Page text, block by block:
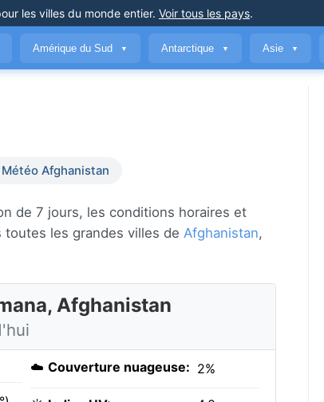
les villes du monde entier. Voir tous les pays.
Amérique du Sud ▼ Antarctique ▼ Asie ▼
Météo Afghanistan
de 7 jours, les conditions horaires et
les grandes villes de Afghanistan,
Afghanistan
☁️ Couverture nuageuse: 2%